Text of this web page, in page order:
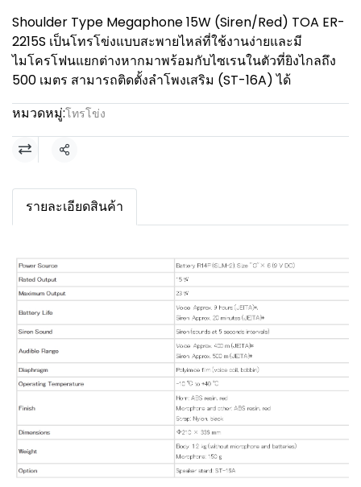
Shoulder Type Megaphone 15W (Siren/Red) TOA ER-
2215S เป็นโทรโข่งแบบสะพายไหล่ที่ใช้งานง่ายและมี
ไมโครโฟนแยกต่างหากมาพร้อมกับไซเรนในตัวที่ยิงไกลถึง
500 เมตร สามารถติดตั้งลำโพงเสริม (ST-16A) ได้
หมวดหมู่:โทรโข่ง
แชร์
รายละเอียดสินค้า